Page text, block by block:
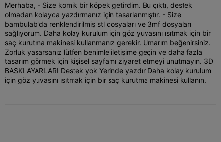
Merhaba, - Size komik bir köpek getirdim. Bu çıktı, destek
olmadan kolayca yazdırmanız için tasarlanmıştır. - Size
bambulab'da renklendirilmiş stl dosyaları ve 3mf dosyaları
sağlıyorum. Daha kolay kurulum için göz yuvasını ısıtmak için bir
saç kurutma makinesi kullanmanız gerekir. Umarım beğenirsiniz.
Zorluk yaşarsanız lütfen benimle iletişime geçin ve daha fazla
tasarım görmek için kişisel sayfamı ziyaret etmeyi unutmayın. 3D
BASKI AYARLARI Destek yok Yerinde yazdır Daha kolay kurulum
için göz yuvasını ısıtmak için bir saç kurutma makinesi kullanın.